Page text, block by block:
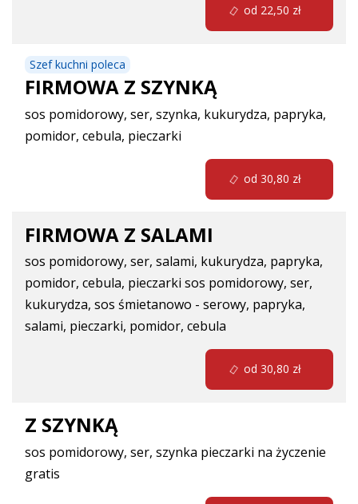
Szef kuchni poleca
FIRMOWA Z SZYNKĄ
sos pomidorowy, ser, szynka, kukurydza, papryka,
pomidor, cebula, pieczarki
FIRMOWA Z SALAMI
sos pomidorowy, ser, salami, kukurydza, papryka,
pomidor, cebula, pieczarki sos pomidorowy, ser,
kukurydza, sos śmietanowo - serowy, papryka,
salami, pieczarki, pomidor, cebula
Z SZYNKĄ
sos pomidorowy, ser, szynka pieczarki na życzenie
gratis